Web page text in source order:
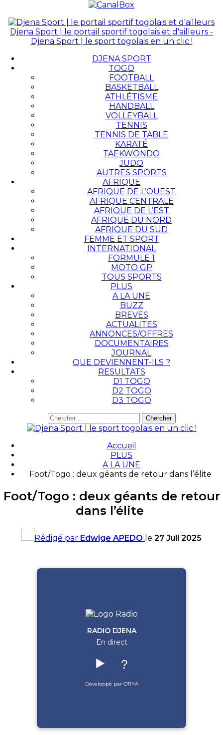
Djena Sport | le portail sportif togolais et d'ailleurs -
Djena Sport | le sport togolais en un clic !
DJENA SPORT
TOGO
FOOTBALL
BASKETBALL
ATHLÉTISME
HANDBALL
VOLLEYBALL
TENNIS
TENNIS DE TABLE
KARATÉ
TAEKWONDO
JUDO
AUTRES SPORTS
AFRIQUE
AFRIQUE DE L’OUEST
AFRIQUE CENTRALE
AFRIQUE DE L’EST
AFRIQUE DU NORD
AFRIQUE DU SUD
FEMME ET SPORT
INTERNATIONAL
FORMULE 1
MOTO GP
TOUS SPORTS
PLUS
A LA UNE
BUZZ
BREVES
ACTUALITES
ANNONCES/OFFRES
DOCUMENTAIRES
JOURNAL
QUE DEVIENNENT-ILS ?
RESULTATS
D1 TOGO
D2 TOGO
D3 TOGO
Accueil
PLUS
A LA UNE
Foot/Togo : deux géants de retour dans l’élite
Foot/Togo : deux géants de retour
dans l’élite
Rédigé par Edwige APEDO le 27 Juil 2025
RADIO DJENA
En direct
▶️ ?
Développé par OTIYA